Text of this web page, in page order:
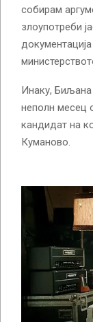
собирам
злоупотреби
Инаку,
неполн месец
кандидат на
Куманово.